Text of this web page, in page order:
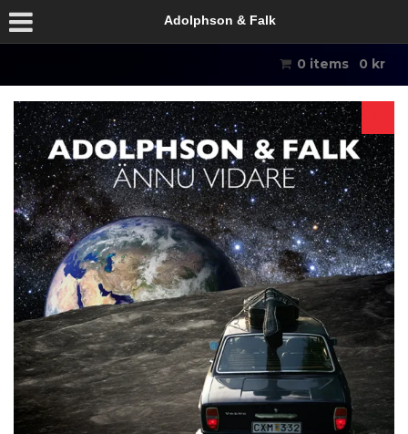
Adolphson & Falk
0 items 0 kr